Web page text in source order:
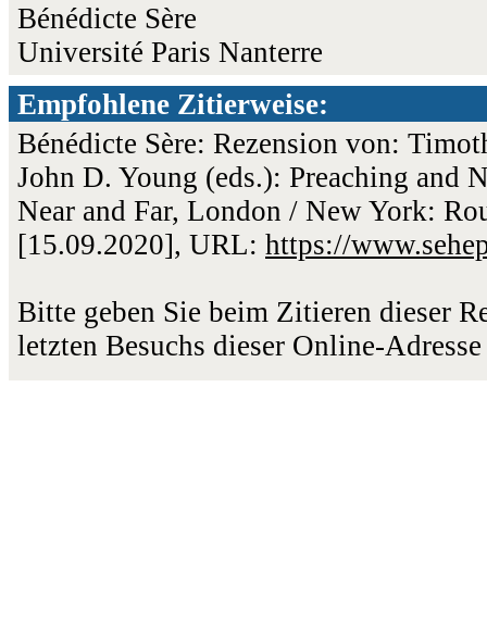
Bénédicte Sère
Université Paris Nanterre
Empfohlene Zitierweise:
Bénédicte Sère: Rezension von:
John D. Young (eds.): Preaching and
Near and Far, London / New York:
[15.09.2020], URL: https://
Bitte geben Sie beim Zitieren dieser
letzten Besuchs dieser Online-Adresse